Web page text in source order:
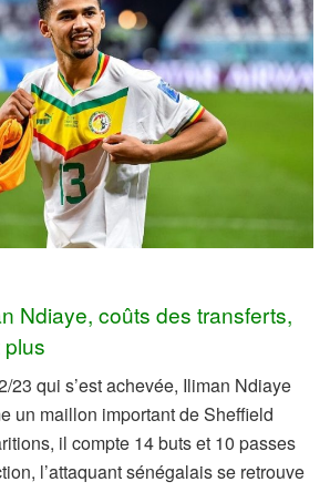
Ndiaye, coûts des transferts,
23 qui s’est achevée, Iliman Ndiaye
un maillon important de Sheffield
il compte 14 buts et 10 passes
l’attaquant sénégalais se retrouve